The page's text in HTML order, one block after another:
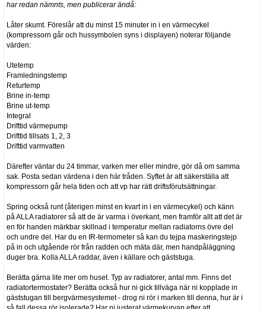
har redan nämnts, men publicerar ändå:
Låter skumt. Föreslår att du minst 15 minuter in i en värmecykel
(kompressorn går och hussymbolen syns i displayen) noterar följande
värden:
Utetemp
Framledningstemp
Returtemp
Brine in-temp
Brine ut-temp
Integral
Drifttid värmepump
Drifttid tillsats 1, 2, 3
Drifttid varmvatten
Därefter väntar du 24 timmar, varken mer eller mindre, gör då om samma
sak. Posta sedan värdena i den här tråden. Syftet är att säkerställa att
kompressorn går hela tiden och att vp har rätt driftsförutsättningar.
Spring också runt (återigen minst en kvart in i en värmecykel) och känn
på ALLA radiatorer så att de är varma i överkant, men framför allt att det är
en för handen märkbar skillnad i temperatur mellan radiatorns övre del
och undre del. Har du en IR-termometer så kan du tejpa maskeringstejp
på in och utgående rör från radden och mäta där, men handpåläggning
duger bra. Kolla ALLA raddar, även i källare och gäststuga.
Berätta gärna lite mer om huset. Typ av radiatorer, antal mm. Finns det
radiatortermostater? Berätta också hur ni gick tillväga när ni kopplade in
gäststugan till bergvärmesystemet - drog ni rör i marken till denna, hur är i